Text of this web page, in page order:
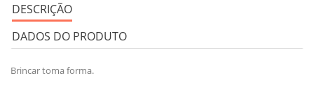
DESCRIÇÃO
DADOS DO PRODUTO
Brincar toma forma.